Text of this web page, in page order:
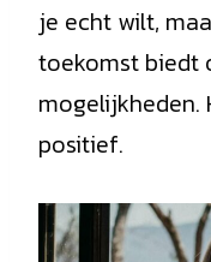
je echt wilt,
toekomst biedt
mogelijkheden.
positief.